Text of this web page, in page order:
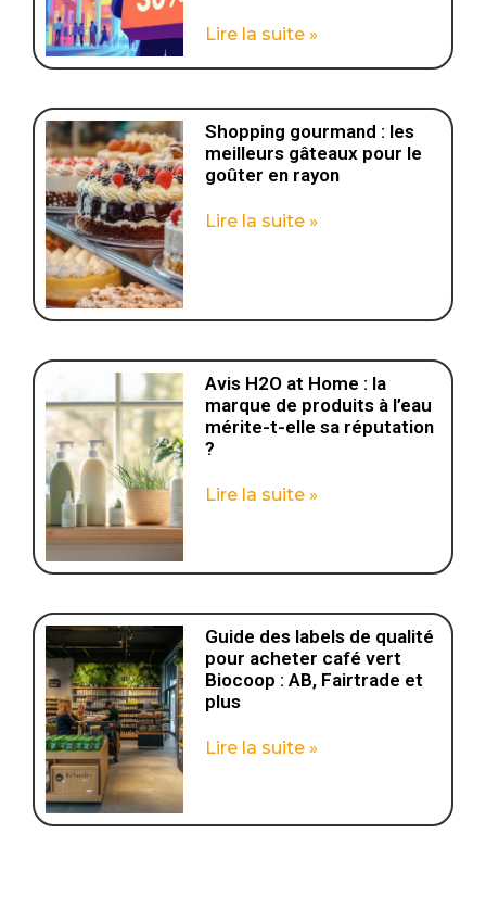
Lire la suite »
Shopping gourmand : les
meilleurs gâteaux pour le
goûter en rayon
Lire la suite »
Avis H2O at Home : la
marque de produits à l’eau
mérite-t-elle sa réputation
?
Lire la suite »
Guide des labels de qualité
pour acheter café vert
Biocoop : AB, Fairtrade et
plus
Lire la suite »